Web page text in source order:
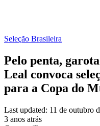
Seleção Brasileira
Pelo penta,
Leal convoca
para a Copa do
Last updated: 11 de outubro
3 anos atrás